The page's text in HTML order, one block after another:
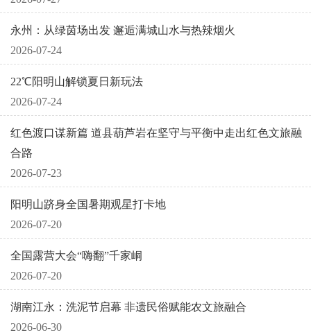
永州：从绿茵场出发 邂逅满城山水与热辣烟火
2026-07-24
22℃阳明山解锁夏日新玩法
2026-07-24
红色渡口谋新篇 道县葫芦岩在坚守与平衡中走出红色文旅融
合路
2026-07-23
阳明山跻身全国暑期观星打卡地
2026-07-20
全国露营大会“嗨翻”千家峒
2026-07-20
湖南江永：洗泥节启幕 非遗民俗赋能农文旅融合
2026-06-30